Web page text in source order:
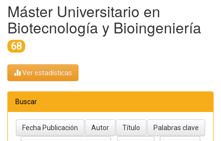
Máster Universitario en
Biotecnología y Bioingeniería
68
Ver estadísticas
Buscar